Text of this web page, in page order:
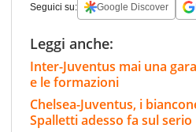
Seguici su: Google Discover
Leggi anche:
Inter-Juventus mai una
e le formazioni
Chelsea-Juventus, i
Spalletti adesso fa sul serio